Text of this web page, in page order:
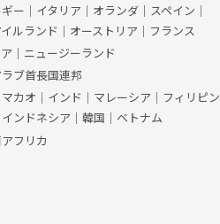
ー ｜ イタリア ｜ オランダ ｜ スペイン ｜
ルランド ｜ オーストリア ｜ フランス
｜ ニュージーランド
ブ首長国連邦
カオ ｜ インド ｜ マレーシア ｜ フィリピン
インドネシア ｜ 韓国 ｜ ベトナム
フリカ